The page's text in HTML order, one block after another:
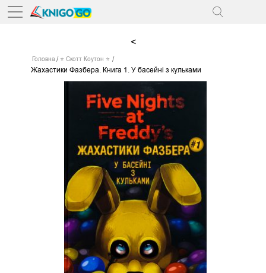
<
Головна ⭐ Скотт Коутон ⭐
Жахастики Фазбера. Книга 1. У басейні з кульками